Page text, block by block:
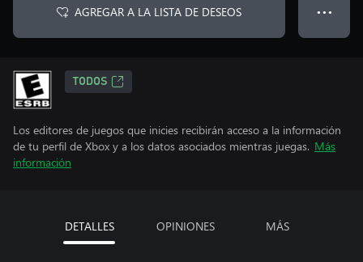
AGREGAR A LA LISTA DE DESEOS ● ● ●
TODOS
Los editores de juegos que inicies recibirán acceso a la información
de tu perfil de Xbox y a los datos asociados mientras juegas. Más
información
DETALLES OPINIONES MÁS